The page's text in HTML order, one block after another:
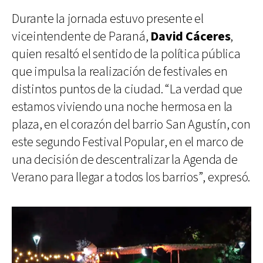
Durante la jornada estuvo presente el
viceintendente de Paraná, David Cáceres,
quien resaltó el sentido de la política pública
que impulsa la realización de festivales en
distintos puntos de la ciudad. “La verdad que
estamos viviendo una noche hermosa en la
plaza, en el corazón del barrio San Agustín, con
este segundo Festival Popular, en el marco de
una decisión de descentralizar la Agenda de
Verano para llegar a todos los barrios”, expresó.